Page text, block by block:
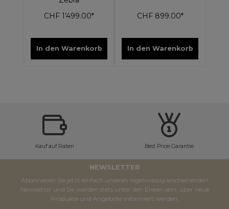
CHF 1’499.00*
In den Warenkorb
CHF 899.00*
In den Warenkorb
Kauf auf Raten Best Price Garantie
NEWSLETTER
Abonnieren Sie jetzt einfach unseren regelmässig erscheinenden
Newsletter und Sie werden stets unter den Ersten sein, über neue
Produkte und Angebote informiert werden.